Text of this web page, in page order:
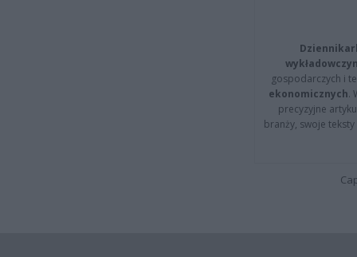
gospodarczych i
ekonomicznych.
precyzyjne
branży, swoje